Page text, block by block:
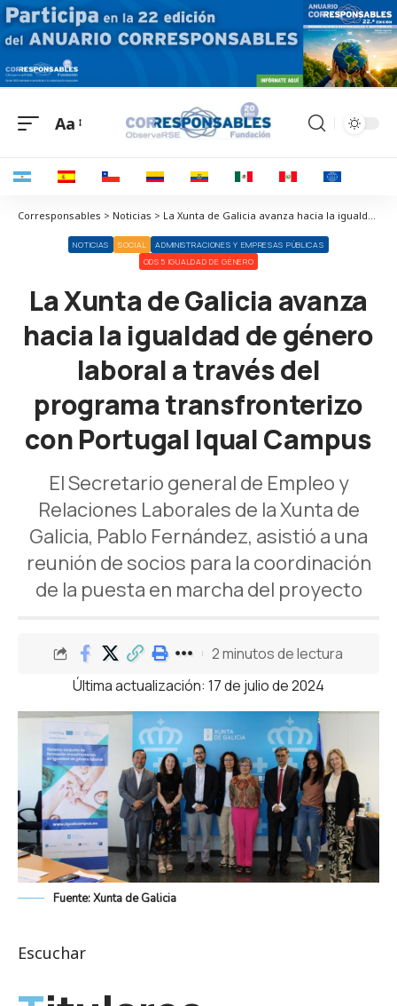
Aa
Corresponsables > Noticias > La Xunta de Galicia avanza hacia la igualdad de género laboral a través del programa transfronterizo con Portugal Iqual Campus
NOTICIAS SOCIAL
ADMINISTRACIONES Y EMPRESAS PÚBLICAS
ODS 5 IGUALDAD DE GÉNERO
La Xunta de Galicia avanza
hacia la igualdad de género
laboral a través del
programa transfronterizo
con Portugal Iqual Campus
El Secretario general de Empleo y
Relaciones Laborales de la Xunta de
Galicia, Pablo Fernández, asistió a una
reunión de socios para la coordinación
de la puesta en marcha del proyecto
Última actualización: 17 de julio de 2024
2 minutos de lectura
Fuente: Xunta de Galicia
Escuchar